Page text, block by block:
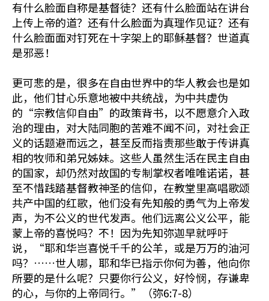
有什么脸面自称是基督徒？还有什么脸面站在讲台
上传上帝的道？还有什么脸面为真理作见证？还有
什么脸面面对钉死在十字架上的耶稣基督？世道真
是邪恶！
更可悲的是，很多在自由世界中的华人教会也是如
此，他们甘心乐意地被中共统战，为中共虚伪
的“宗教信仰自由”的政策背书，以不愿意介入政
治的理由，对大陆同胞的苦难不闻不问，对社会正
义的话题避而远之，甚至反而指责那些敢于传讲真
相的牧师和弟兄姊妹。这些人虽然生活在民主自由
的国家，却仍然对故国的专制掌权者唯唯诺诺，甚
至不惜践踏基督教神圣的信仰，在教堂里高唱歌颂
共产中国的红歌，他们没有先知般的勇气为上帝发
声，为不公义的世代发声。他们远离公义公平，能
蒙上帝的喜悦吗？不！因为先知弥迦早就呼吁
说，“耶和华岂喜悦千千的公羊，或是万万的油河
吗？……世人哪，耶和华已指示你何为善，他向你
所要的是什么呢？只要你行公义，好怜悯，存谦卑
的心，与你的上帝同行。”（弥6:7-8）